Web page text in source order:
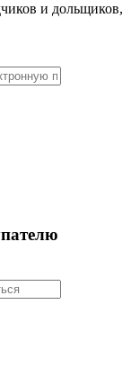
и дольщиков,